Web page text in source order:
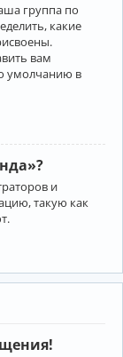
группа по
какие
вам
умолчанию в
и
такую как